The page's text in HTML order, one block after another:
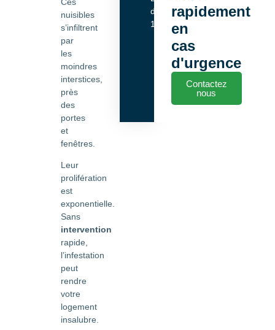
nuisibles
s’infiltrent
par
les
moindres
interstices,
près
des
portes
et
fenêtres.
Leur
prolifération
est
exponentielle.
Sans
intervention
rapide,
l’infestation
peut
rendre
votre
logement
insalubre.
de 9h00 à
18h00
rapidement
en
cas
d'urgence
Contactez
nous